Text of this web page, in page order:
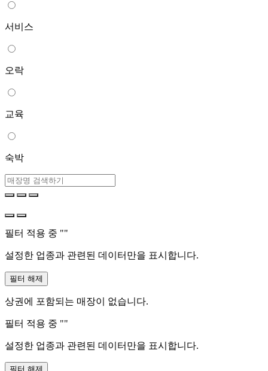
서비스
오락
교육
숙박
필터 적용 중 ""
설정한 업종과 관련된 데이터만을 표시합니다.
필터 해제
상권에 포함되는 매장이 없습니다.
필터 적용 중 ""
설정한 업종과 관련된 데이터만을 표시합니다.
필터 해제